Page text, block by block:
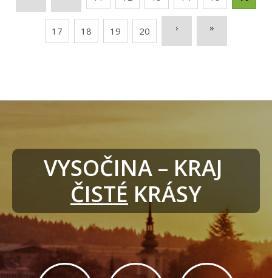
17 18 19 20 › »
VYSOČINA – KRAJ
ČISTÉ KRÁSY